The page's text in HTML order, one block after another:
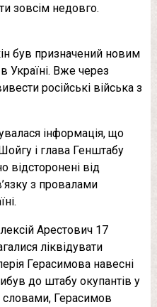
зовсім недовго.
був призначений новим
Україні. Вже через
російські війська з
інформація, що
і глава Генштабу
відсторонені від
з провалами
Арестович 17
ліквідувати
Герасимова навесні
до штабу окупантів у
словами, Герасимов